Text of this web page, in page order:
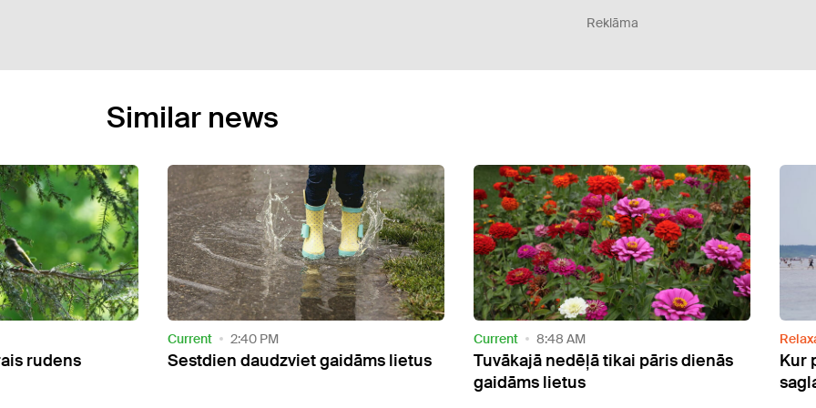
Reklāma
Similar news
gaidāms lietus
Current 8:48 AM
Tuvākajā nedēļā tikai pāris dienās
Relaxation 7:55 AM
Kur peldēties? Siltākais ūdens jūrā
saglabājas Vidzemes piekrastē